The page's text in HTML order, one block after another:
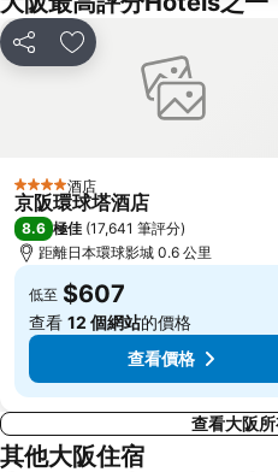
Kitahama Station
Osaka Castle
伏見稻荷大社
Kyoto Tower
Hankyu Umeda Honten
伏尾溫泉
Kawaramachi Station
分享 放到收藏夾
4 星級 酒店
京阪環球塔酒店
8.6 極佳 (17,641 筆評分)
距離日本環球影城 0.6 公里
低至 $607
查看 12 個網站的價格
查看價格
查看大阪
其他大阪住宿